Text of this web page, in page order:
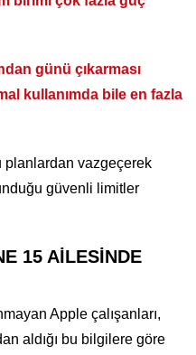
günü çıkarması
kullanımda bile en fazla
planlardan vazgeçerek
güvenli limitler
15 AİLESİNDE
Apple çalışanları,
aldığı bu bilgilere göre